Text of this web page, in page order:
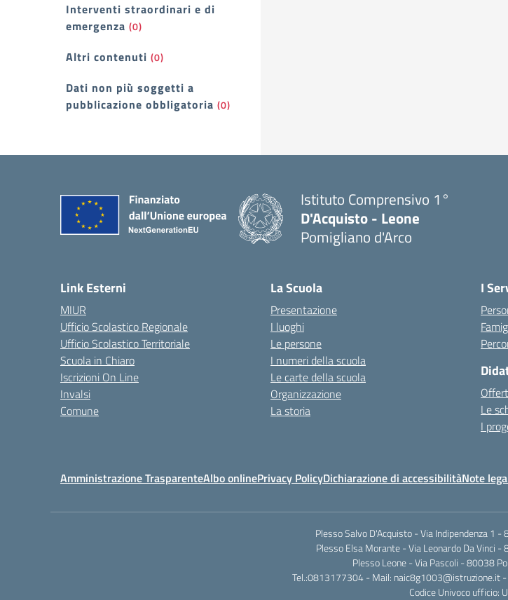
Interventi straordinari e di
emergenza (0)
Altri contenuti (0)
Dati non più soggetti a
pubblicazione obbligatoria (0)
Istituto Comprensivo 1°
D'Acquisto - Leone
Pomigliano d'Arco
Link Esterni
MIUR
Ufficio Scolastico Regionale
Ufficio Scolastico Territoriale
Scuola in Chiaro
Iscrizioni On Line
Invalsi
Comune
La Scuola
Presentazione
I luoghi
Le persone
I numeri della scuola
Le carte della scuola
Organizzazione
La storia
I
Le
I
Amministrazione TrasparenteAlbo onlinePrivacy PolicyDichiarazione di accessibilitàNote
Plesso Salvo D'Acquisto - Via Indipendenza 1 -
Plesso Elsa Morante - Via Leonardo Da Vinci -
Plesso Leone - Via Pascoli - 80038
Tel.:0813177304 - Mail: naic8g1003@istruzione.it
Codice Univoco ufficio: